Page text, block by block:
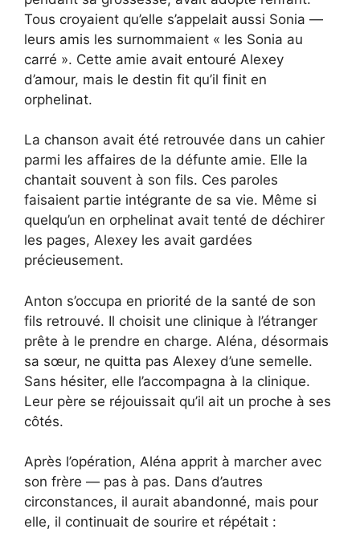
Tous croyaient qu’elle s’appelait aussi Sonia —
leurs amis les surnommaient « les Sonia au
carré ». Cette amie avait entouré Alexey
d’amour, mais le destin fit qu’il finit en
orphelinat.
La chanson avait été retrouvée dans un cahier
parmi les affaires de la défunte amie. Elle la
chantait souvent à son fils. Ces paroles
faisaient partie intégrante de sa vie. Même si
quelqu’un en orphelinat avait tenté de déchirer
les pages, Alexey les avait gardées
précieusement.
Anton s’occupa en priorité de la santé de son
fils retrouvé. Il choisit une clinique à l’étranger
prête à le prendre en charge. Aléna, désormais
sa sœur, ne quitta pas Alexey d’une semelle.
Sans hésiter, elle l’accompagna à la clinique.
Leur père se réjouissait qu’il ait un proche à ses
côtés.
Après l’opération, Aléna apprit à marcher avec
son frère — pas à pas. Dans d’autres
circonstances, il aurait abandonné, mais pour
elle, il continuait de sourire et répétait :